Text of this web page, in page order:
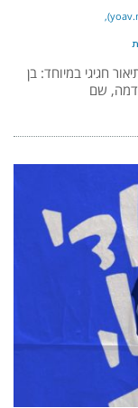
חגיגי במיוחד: בן
שם